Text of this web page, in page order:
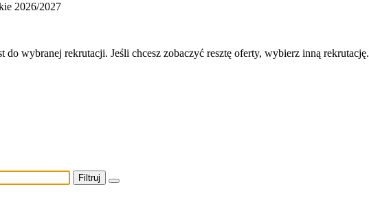
2026/2027
do wybranej rekrutacji. Jeśli chcesz zobaczyć resztę oferty, wybierz inną rekrutację.
Filtruj